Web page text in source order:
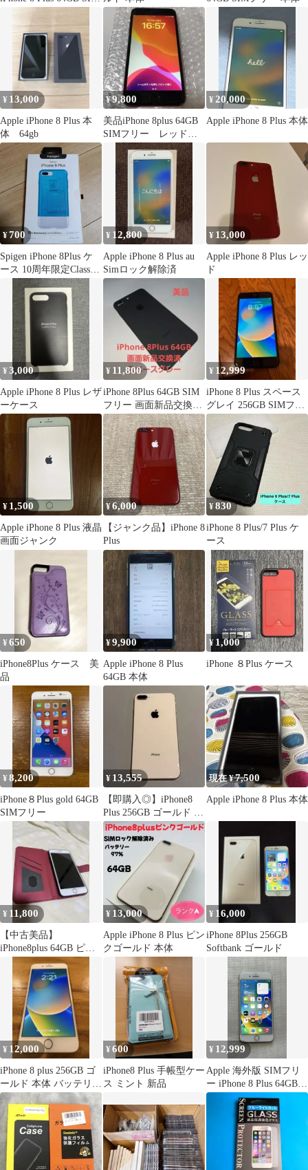
¥ 13,000
Apple iPhone 8 Plus 本
体 64gb
¥9,800
美品iPhone 8plus 64GB
SIMフリー レッド動
作品
¥ 20,000
Apple iPhone 8 Plus 本体
¥700
Spigen iPhone 8Plus ケ
ース 10周年限定Classic
¥ 12,800
Apple iPhone 8 Plus au
Simロック解除済
¥ 13,000
Apple iPhone 8 Plus レッ
ド
¥3,000
Apple iPhone 8 Plus レザ
ーケース
¥ 11,800
iPhone 8Plus 64GB SIM
フリー 画面新品交換済
スペースグレー
¥ 12,999
iPhone 8 Plus スペース
グレイ 256GB SIMフリ
ー
¥ 1,500
Apple iPhone 8 Plus 液晶
画面ジャンク
¥6,000
【ジャンク品】iPhone 8
Plus
¥830
iPhone 8 Plus/7 Plus ケ
ース
¥650
iPhone8Plus ケース 美
品
¥9,900
Apple iPhone 8 Plus
64GB 本体
¥ 1,000
iPhone ８Plus ケース
¥8,200
iPhone８Plus gold 64GB
SIMフリー
¥ 13,555
【即購入◎】iPhone8
Plus 256GB ゴールド 本
体
現在 ¥7,500
Apple iPhone 8 Plus 本体
¥ 11,800
【中古美品】
iPhone8plus 64GB ピン
¥ 13,000
Apple iPhone 8 Plus ピン
クゴールド 本体
¥ 16,000
iPhone 8Plus 256GB
Softbank ゴールド
¥ 12,000
iPhone 8 plus 256GB ゴ
ールド 本体 バッテリー
容量 78%
¥600
iPhone8 Plus 手帳型ケー
ス ミント 新品
¥ 12,999
Apple 海外版 SIMフリ
ー iPhone 8 Plus 64GB
シルバー